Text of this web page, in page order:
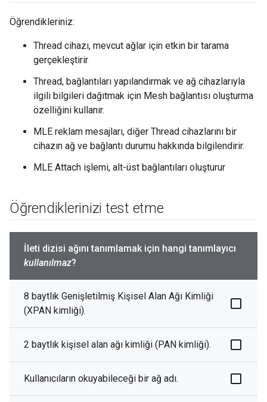
Öğrendikleriniz:
Thread cihazı, mevcut ağlar için etkin bir tarama
gerçekleştirir
Thread, bağlantıları yapılandırmak ve ağ cihazlarıyla
ilgili bilgileri dağıtmak için Mesh bağlantısı oluşturma
özelliğini kullanır.
MLE reklam mesajları, diğer Thread cihazlarını bir
cihazın ağ ve bağlantı durumu hakkında bilgilendirir.
MLE Attach işlemi, alt-üst bağlantıları oluşturur
Öğrendiklerinizi test etme
İleti dizisi ağını tanımlamak için hangi tanımlayıcı
kullanılmaz?
8 baytlık Genişletilmiş Kişisel Alan Ağı Kimliği
(XPAN kimliği).
2 baytlık kişisel alan ağı kimliği (PAN kimliği).
Kullanıcıların okuyabileceği bir ağ adı.